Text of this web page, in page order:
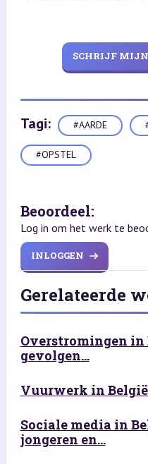
SCHRIJF
Tagi: #AARDE
#OPSTEL
Beoordeel:
Log in om het werk te
INLOGGEN
Gerelateerde
Overstromingen in
gevolgen...
Vuurwerk in
Sociale media in
jongeren en...